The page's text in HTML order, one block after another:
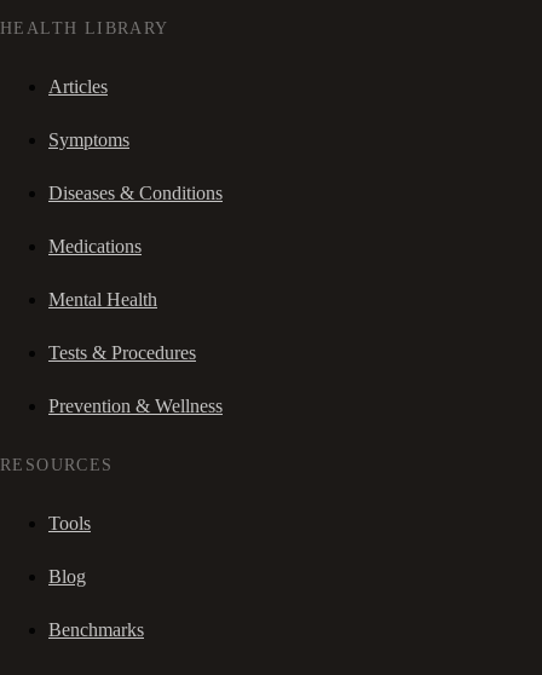
HEALTH LIBRARY
Articles
Symptoms
Diseases & Conditions
Medications
Mental Health
Tests & Procedures
Prevention & Wellness
RESOURCES
Tools
Blog
Benchmarks